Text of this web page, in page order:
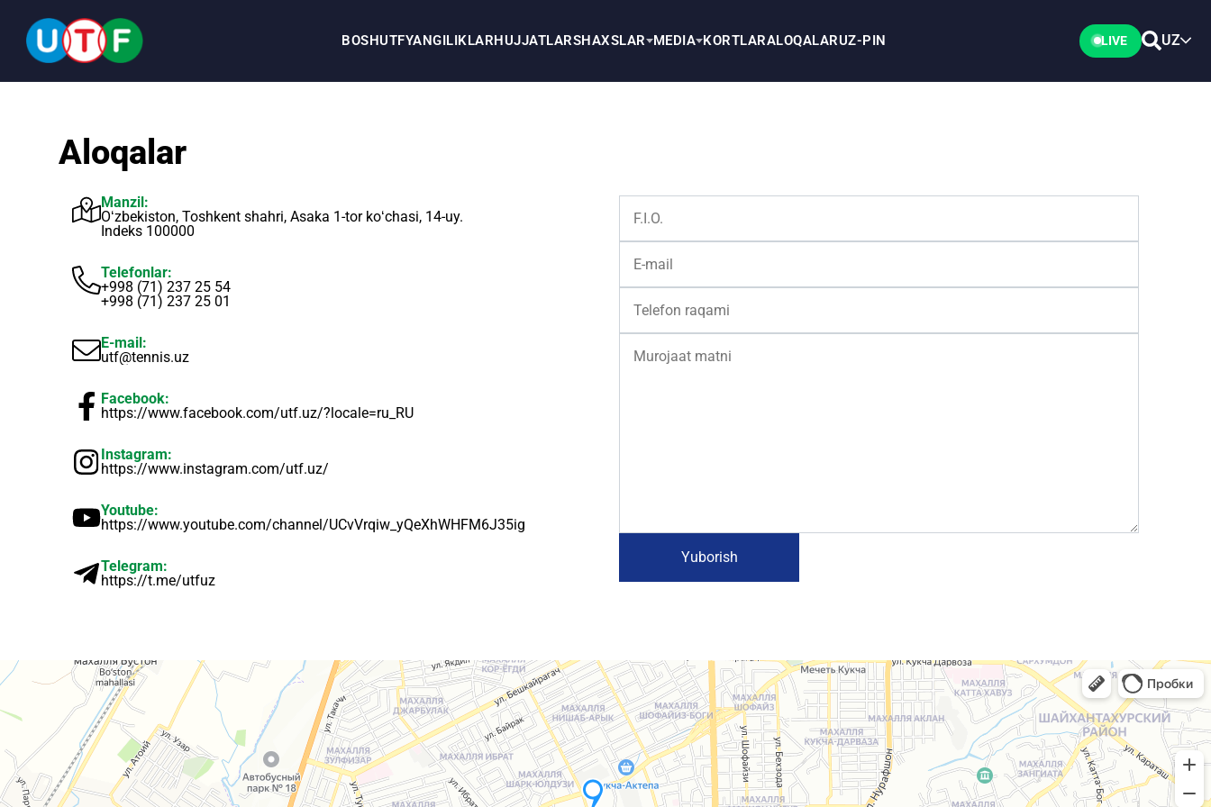
BOSHUTFYANGILIKLARHUJJATLARSHAXSLAR MEDIA KORTLARALOQALARUZ-PIN LIVE UZ
BOSH
YANGILIKLAR
HUJJATLAR
SHAXSLAR
MEDIA
KORTLAR
Aloqalar
Manzil:
Oʻzbekiston, Toshkent shahri, Asaka 1-tor koʻchasi, 14-uy.
Indeks 100000
Telefonlar:
+998 (71) 237 25 54
+998 (71) 237 25 01
E-mail:
utf@tennis.uz
Facebook:
https://www.facebook.com/utf.uz/?locale=ru_RU
Instagram:
https://www.instagram.com/utf.uz/
Youtube:
https://www.youtube.com/channel/UCvVrqiw_yQeXhWHFM6J35ig
Telegram:
https://t.me/utfuz